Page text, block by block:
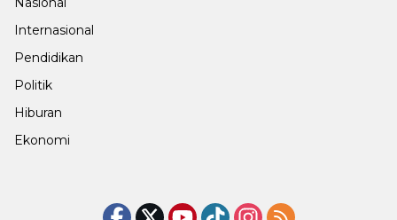
Internasional
Pendidikan
Politik
Hiburan
Ekonomi